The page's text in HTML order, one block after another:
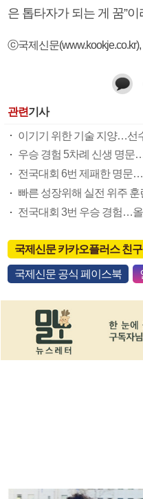
은 톱타자가 되는 게 꿈”
ⓒ국제신문
관련기사
이기기 위한 기술 지양…선
우승 경험 5차례 신생 명문
전국대회 6번 제패한 명문
빠른 성장위해 실전 위주
전국대회 3번 우승 경험…
국제신문 카카오플러스 친구
국제신문 공식 페이스북